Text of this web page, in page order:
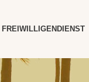
FREIWILLIGENDIENST